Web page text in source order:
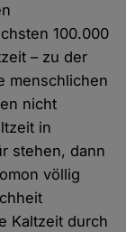
100.000
– zu der
menschlichen
nicht
in
stehen, dann
völlig
Kaltzeit durch